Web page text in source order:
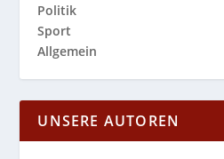
Politik
Sport
Allgemein
UNSERE AUTOREN